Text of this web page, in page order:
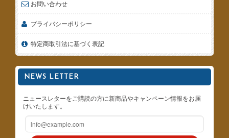
お問い合わせ
プライバシーポリシー
特定商取引法に基づく表記
NEWS LETTER
ニュースレターをご購読の方に新商品やキャンペーン情報をお届
けいたします。